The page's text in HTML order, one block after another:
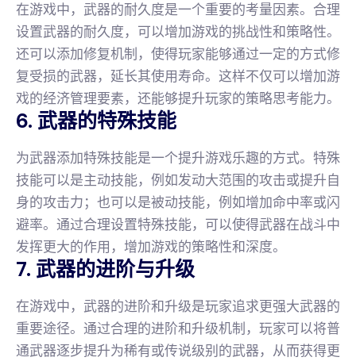
在游戏中，武器的耐久度是一个重要的考量因素。合理
设置武器的耐久度，可以增加游戏的挑战性和策略性。
还可以添加修复机制，使得玩家能够通过一定的方式修
复受损的武器，延长其使用寿命。这样不仅可以增加游
戏的经济管理要素，还能够提升玩家的策略思考能力。
6. 武器的特殊技能
为武器添加特殊技能是一个提升游戏乐趣的方式。特殊
技能可以是主动技能，例如发动大范围的攻击或提升自
身的攻击力；也可以是被动技能，例如增加命中率或闪
避率。通过合理设置特殊技能，可以使得武器在战斗中
发挥更大的作用，增加游戏的策略性和深度。
7. 武器的进阶与升级
在游戏中，武器的进阶和升级是玩家追求更强大武器的
重要途径。通过合理的进阶和升级机制，玩家可以将普
通武器逐步提升为稀有或传说级别的武器，从而获得更